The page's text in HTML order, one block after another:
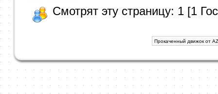
Смотрят эту страницу: 1 [1
Прокаченный движок от